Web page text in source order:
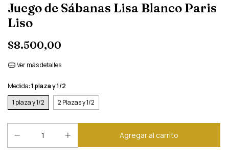
Juego de Sábanas Lisa Blanco Paris
Liso
$8.500,00
Ver más detalles
Medida:1 plaza y 1/2
1 plaza y 1/2
2 Plazas y 1/2